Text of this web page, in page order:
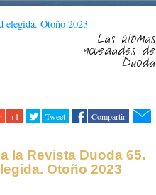
elegida. Otoño 2023
Las últimas
novedades de
Duoda
+1 Tweet Compartir
la Revista Duoda 65.
Otoño 2023